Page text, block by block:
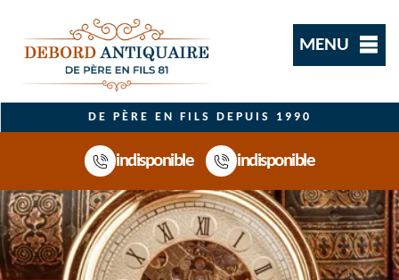
MENU
DE PÈRE EN FILS DEPUIS 1990
indisponible indisponible